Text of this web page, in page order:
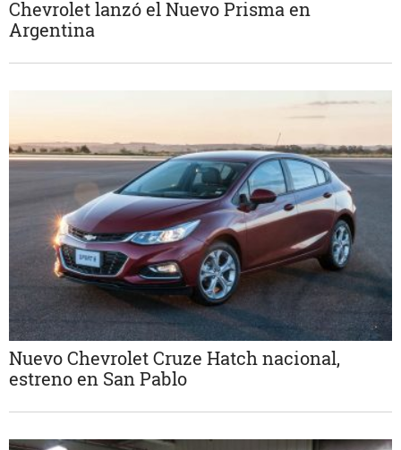
Chevrolet lanzó el Nuevo Prisma en
Argentina
Nuevo Chevrolet Cruze Hatch nacional,
estreno en San Pablo